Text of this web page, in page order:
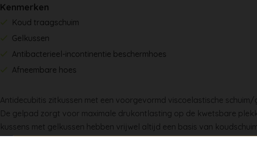
Kenmerken
Koud traagschuim
Gelkussen
Antibacterieel-incontinentie beschermhoes
Afneembare hoes
Antidecubitis zitkussen met een voorgevormd viscoelastische schuim/
De gelpad zorgt voor maximale drukontlasting op de kwetsbare
kussens met gelkussen hebben vrijwel altijd een basis van